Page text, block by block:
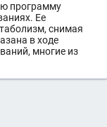
программу
Ее
снимая
в ходе
многие из